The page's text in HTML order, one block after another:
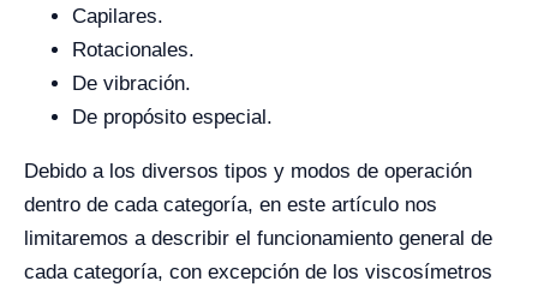
Capilares.
Rotacionales.
De vibración.
De propósito especial.
Debido a los diversos tipos y modos de operación
dentro de cada categoría, en este artículo nos
limitaremos a describir el funcionamiento general de
cada categoría, con excepción de los viscosímetros